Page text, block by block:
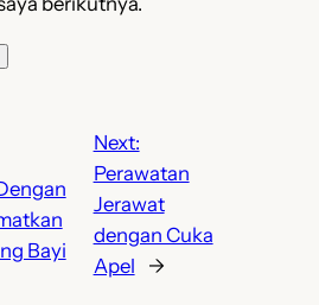
Bayi
Next:
Perawatan
Jerawat
dengan Cuka
Apel
→